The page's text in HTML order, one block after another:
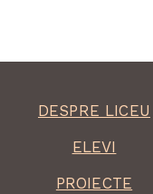
DESPRE LICEU
ELEVI
PROIECTE